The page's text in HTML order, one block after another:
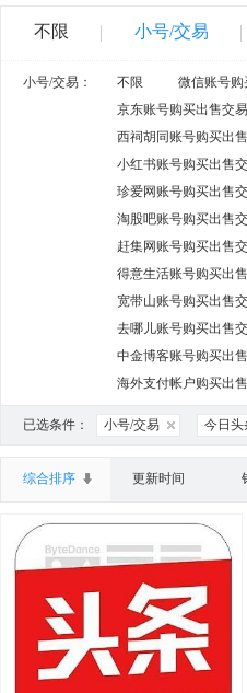
不限 小号/交易
小号/交易： 不限 微信账号
京东账号购买出售交易
西祠胡同账号购买出
小红书账号购买出售
珍爱网账号购买出售
淘股吧账号购买出售
赶集网账号购买出售
得意生活账号购买出
宽带山账号购买出售
去哪儿账号购买出售
中金博客账号购买出
海外支付帐户购买出售
已选条件： 小号/交易 今日头
综合排序 更新时间